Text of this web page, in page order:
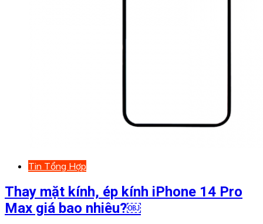
Tin Tổng Hợp
Thay mặt kính, ép kính iPhone 14 Pro
Max giá bao nhiêu?￼